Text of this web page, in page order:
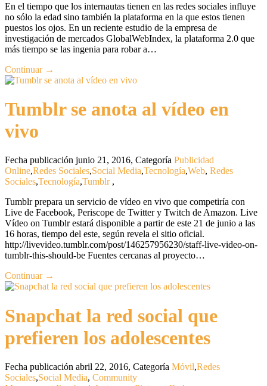
En el tiempo que los internautas tienen en las redes sociales influye
no sólo la edad sino también la plataforma en la que estos tienen
puestos los ojos. En un reciente estudio de la empresa de
investigación de mercados GlobalWebIndex, la plataforma 2.0 que
más tiempo se las ingenia para robar a…
Continuar →
Tumblr se anota al vídeo en
vivo
Fecha publicación junio 21, 2016, Categoría Publicidad
Online,Redes Sociales,Social Media,Tecnología,Web, Redes
Sociales,Tecnología,Tumblr,
Tumblr prepara un servicio de vídeo en vivo que competiría con
Live de Facebook, Periscope de Twitter y Twitch de Amazon. Live
Vídeo on Tumblr estará disponible a partir de este 21 de junio a las
16 horas, tiempo del este, según revela el sitio oficial.
http://livevideo.tumblr.com/post/146257956230/staff-live-video-on-
tumblr-this-should-be Fuentes cercanas al proyecto…
Continuar →
Snapchat la red social que
prefieren los adolescentes
Fecha publicación abril 22, 2016, Categoría Móvil,Redes
Sociales,Social Media, Community